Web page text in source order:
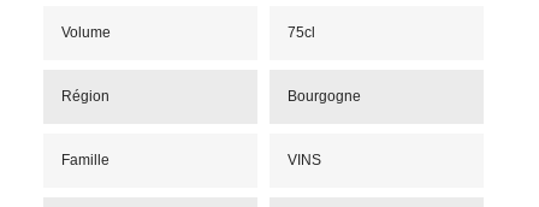
Volume 75cl
Région Bourgogne
Famille VINS